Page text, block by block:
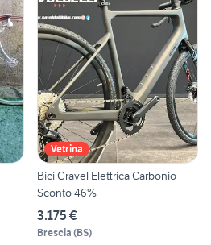
Vetrina
Bici Gravel Elettrica Carbonio
Sconto 46%
3.175 €
Brescia (BS)